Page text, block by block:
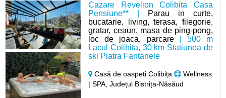
Cazare Revelion Colibita Casa
Pensiune** |
Parau in curte,
bucatarie, living, terasa, filegorie,
gratar, ceaun, masa de ping-pong,
loc de joaca, parcare| 500 m
Lacul Colibita, 30 km Statiunea de
ski Piatra Fantanele
Casă de oaspeți Colibița
Wellness
| SPA, Județul Bistrița-Năsăud